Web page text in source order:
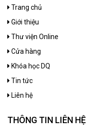
Trang chủ
Giới thiệu
Thư viện Online
Cửa hàng
Khóa học DQ
Tin tức
Liên hệ
THÔNG TIN LIÊN HỆ